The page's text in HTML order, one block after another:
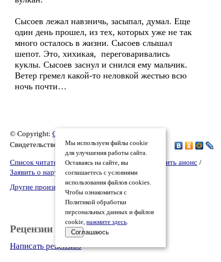
Сысоев лежал навзничь, засыпал, думал. Еще
один день прошел, из тех, которых уже не так
много осталось в жизни. Сысоев слышал
шепот. Это, хихикая, переговаривались
куклы. Сысоев заснул и снился ему мальчик.
Ветер гремел какой-то неловкой жестью всю
ночь почти…
© Copyright: Сережа Саканский
Свидетельство о публикации №202060900026
Список читателей/Версия для печати Разместить анонс /
Заявить о нарушении
Другие произведения автора Сережа Саканский
Рецензии
Написать рецензию
Мы используем файлы cookie
для улучшения работы сайта.
Оставаясь на сайте, вы
соглашаетесь с условиями
использования файлов cookies.
Чтобы ознакомиться с
Политикой обработки
персональных данных и файлов
cookie, нажмите здесь.
Соглашаюсь